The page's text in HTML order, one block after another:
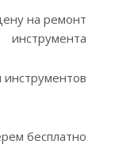
на ремонт
инструмента
бесплатно